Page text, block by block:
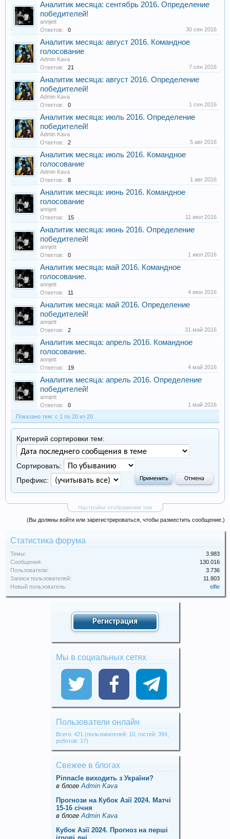
Аналитик месяца: сентябрь 2016. Определение
победителей!
annjett
Ответов:
0 30 сен 2016
Аналитик месяца: август 2016. Командное
голосование
Admin Kava
Ответов:
21 7 сен 2016
Аналитик месяца: август 2016. Определение
победителей!
Admin Kava
Ответов:
0 1 сен 2016
Аналитик месяца: июль 2016. Определение
победителей!
Admin Kava
Ответов:
2 5 авг 2016
Аналитик месяца: июль 2016. Командное
голосование
Admin Kava
Ответов:
8 1 авг 2016
Аналитик месяца: июнь 2016. Командное
голосование
annjett
Ответов:
15 11 июл 2016
Аналитик месяца: июнь 2016. Определение
победителей!
annjett
Ответов:
0 1 июл 2016
Аналитик месяца: май 2016. Командное
голосование.
annjett
Ответов:
11 4 июн 2016
Аналитик месяца: май 2016. Определение
победителей!
annjett
Ответов:
2 31 май 2016
Аналитик месяца: апрель 2016. Командное
голосование.
annjett
Ответов:
19 4 май 2016
Аналитик месяца: апрель 2016. Определение
победителей!
annjett
Ответов:
0
1 май 2016
Показано тем: с 1 по 20 из 20.
Настройки отображения тем
Критерий сортировки тем:
Сортировать:
Префикс:
(Вы должны войти или зарегистрироваться, чтобы разместить сообщение.)
Статистика форума
Темы:
3.983
Сообщения:
130.016
Пользователи:
3.736
Записи пользователей:
11.803
Новый пользователь:
elfie
Регистрация
Мы в социальных сетях
Пользователи онлайн
Всего: 421 (пользователей: 10, гостей: 394,
роботов: 17)
Свежее в блогах
Pinnacle виходить з України?
в блогеAdmin Kava
Прогнози на Кубок Азії 2024. Матчі
15-16 січня
в блогеAdmin Kava
Кубок Азії 2024. Прогноз на перші